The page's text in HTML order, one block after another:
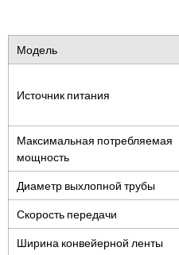
Модель
Источник питания
Максимальная потребляемая
мощность
Диаметр выхлопной трубы
Скорость передачи
Ширина конвейерной ленты